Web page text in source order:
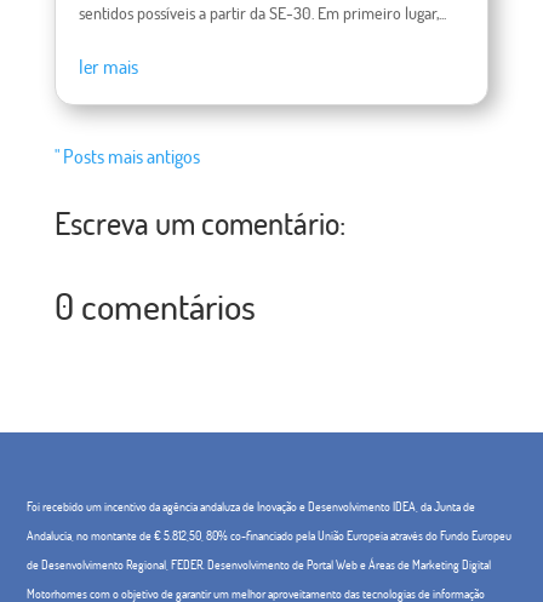
sentidos possíveis a partir da SE-30. Em primeiro lugar,...
ler mais
" Posts mais antigos
Escreva um comentário:
0 comentários
Foi recebido um incentivo da agência andaluza de Inovação e Desenvolvimento IDEA, da Junta de
Andalucía, no montante de € 5.812,50, 80% co-financiado pela União Europeia através do Fundo Europeu
de Desenvolvimento Regional, FEDER. Desenvolvimento de Portal Web e Áreas de Marketing Digital
Motorhomes com o objetivo de garantir um melhor aproveitamento das tecnologias de informação